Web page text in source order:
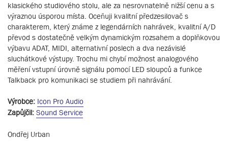
klasického studiového stolu, ale za nesrovnatelně nižší cenu a s
výraznou úsporou místa. Oceňuji kvalitní předzesilovač s
charakterem, který známe z legendárních nahrávek, kvalitní A/D
převod s dostatečně velkým dynamickým rozsahem a doplňkovou
výbavu ADAT, MIDI, alternativní poslech a dva nezávislé
sluchátkové výstupy. Trochu mi chybí možnost analogového
měření vstupní úrovně signálu pomocí LED sloupců a funkce
Talkback pro komunikaci se studiem při nahrávání.
Výrobce: Icon Pro Audio
Zapůjčil: Sound Service
Ondřej Urban